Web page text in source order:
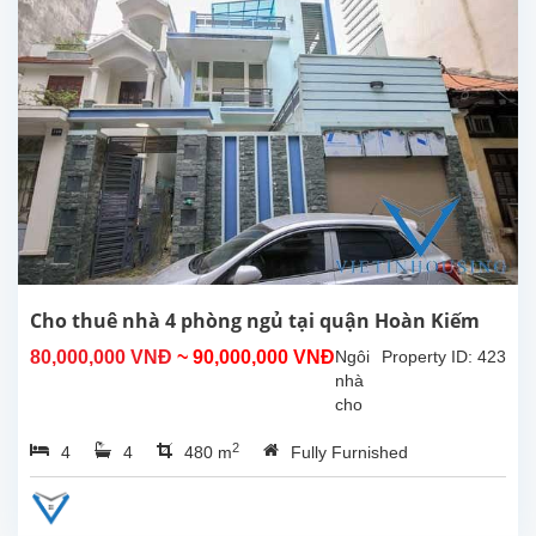
viên
Yên
Sở,gần
trường
quốc
tế
Việt
Nam
Ngôi
nhà
có
tích
xây
dựng
3...
Cho thuê nhà 4 phòng ngủ tại quận Hoàn Kiếm
80,000,000 VNĐ ~ 90,000,000 VNĐ Property ID: 423
Ngôi
nhà
cho
nằm
trong
4 4 480 m2 Fully Furnished